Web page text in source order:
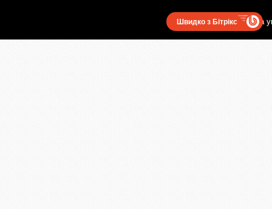
Користувацька
Швидко з Бітрікс